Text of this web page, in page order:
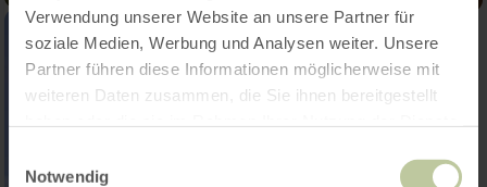
Verwendung unserer Website an unsere Partner für
soziale Medien, Werbung und Analysen weiter. Unsere
Partner führen diese Informationen möglicherweise mit
weiteren Daten zusammen, die Sie ihnen bereitgestellt
Notwendig